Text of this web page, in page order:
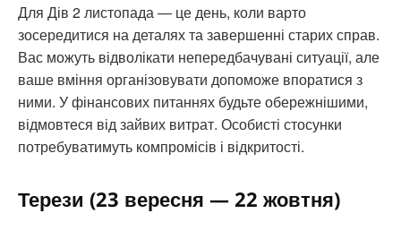
Для Дів 2 листопада — це день, коли варто
зосередитися на деталях та завершенні старих справ.
Вас можуть відволікати непередбачувані ситуації, але
ваше вміння організовувати допоможе впоратися з
ними. У фінансових питаннях будьте обережнішими,
відмовтеся від зайвих витрат. Особисті стосунки
потребуватимуть компромісів і відкритості.
Терези (23 вересня — 22 жовтня)